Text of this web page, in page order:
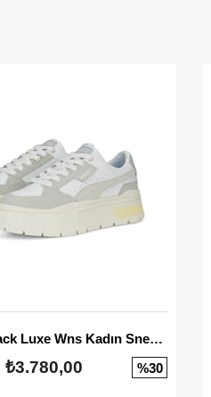
Mayze Stack Luxe Wns Kadın Sneaker
₺3.780,00 %30